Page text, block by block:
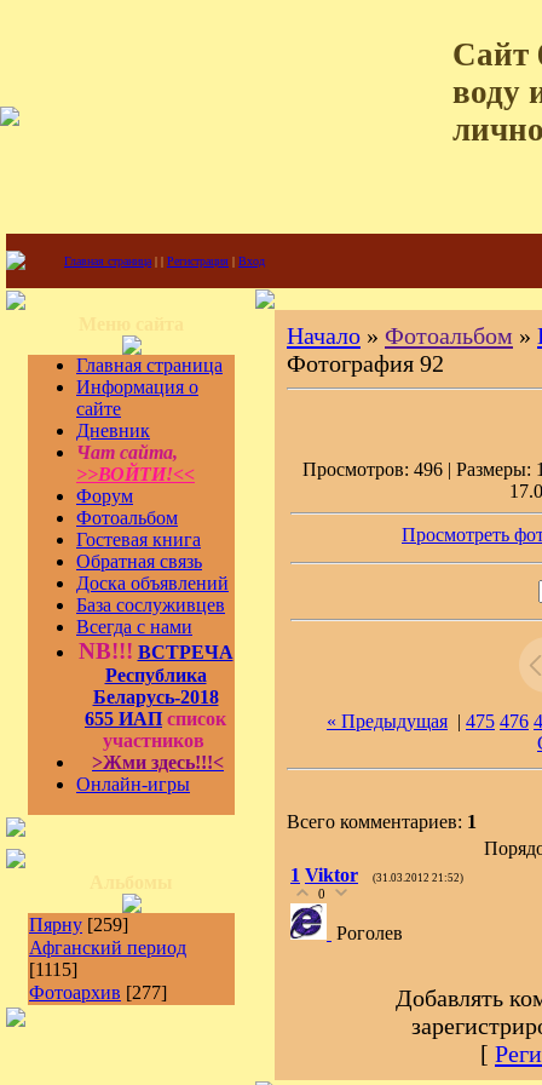
Сайт
воду
Главная страница | | Регистрация | Вход
Главная страница
Информация о
сайте
Дневник
Чат сайта,
>>ВОЙТИ!<<
Форум
Фотоальбом
Гостевая книга
Обратная связь
Доска объявлений
База сослуживцев
Всегда с нами
NB!!! ВСТРЕЧА
Республика
Беларусь-2018
655 ИАП список
участников
>Жми здесь!!!<
Онлайн-игры
Пярну [259]
Афганский период
[1115]
Фотоархив [277]
Начало » Фотоальбом »
Фотография 92
Просмотров: 496 | Размеры:
Просмотреть
« Предыдущая | 475 476
Всего комментариев: 1
1 Viktor (31.03.2012 21:52)
0
Роголев
Добавлять
[